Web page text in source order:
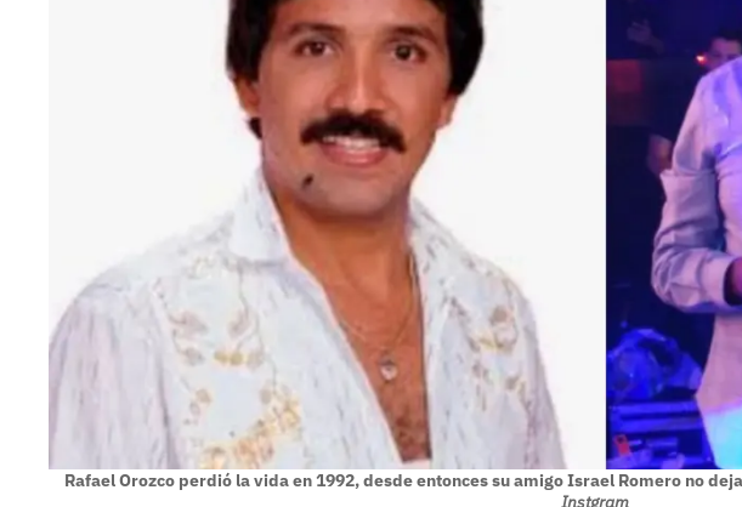
Rafael Orozco perdió la vida en 1992, desde entonces su amigo Israel Romero no